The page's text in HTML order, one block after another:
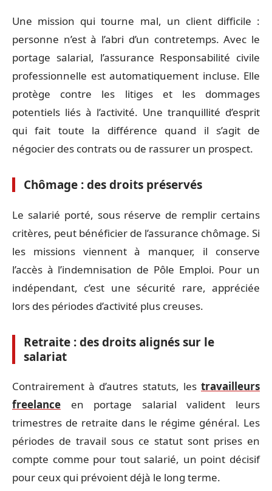
Une mission qui tourne mal, un client difficile :
personne n’est à l’abri d’un contretemps. Avec le
portage salarial, l’assurance Responsabilité civile
professionnelle est automatiquement incluse. Elle
protège contre les litiges et les dommages
potentiels liés à l’activité. Une tranquillité d’esprit
qui fait toute la différence quand il s’agit de
négocier des contrats ou de rassurer un prospect.
Chômage : des droits préservés
Le salarié porté, sous réserve de remplir certains
critères, peut bénéficier de l’assurance chômage. Si
les missions viennent à manquer, il conserve
l’accès à l’indemnisation de Pôle Emploi. Pour un
indépendant, c’est une sécurité rare, appréciée
lors des périodes d’activité plus creuses.
Retraite : des droits alignés sur le
salariat
Contrairement à d’autres statuts, les travailleurs
freelance en portage salarial valident leurs
trimestres de retraite dans le régime général. Les
périodes de travail sous ce statut sont prises en
compte comme pour tout salarié, un point décisif
pour ceux qui prévoient déjà le long terme.